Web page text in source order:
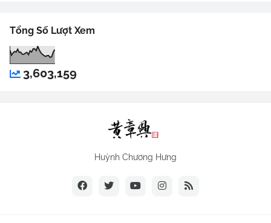
Tổng Số Lượt Xem
3,603,159
Huỳnh Chương Hưng